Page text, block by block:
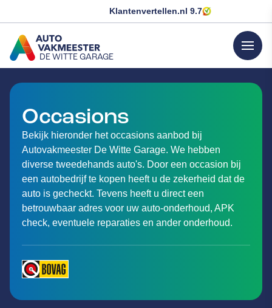
Klantenvertellen.nl 9.7
DE WITTE GARAGE
GA NAAR DE HOMEPAGINA
menu
Occasions
Bekijk hieronder het occasions aanbod bij
Autovakmeester De Witte Garage. We hebben
diverse tweedehands auto's. Door een occasion bij
een autobedrijf te kopen heeft u de zekerheid dat de
auto is gecheckt. Tevens heeft u direct een
betrouwbaar adres voor uw auto-onderhoud, APK
check, eventuele reparaties en ander onderhoud.